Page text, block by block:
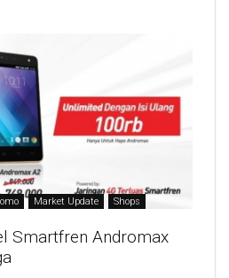
Market Update Shops
Smartfren Andromax